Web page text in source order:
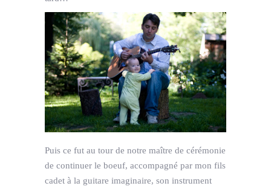
Puis ce fut au tour de notre maître de cérémonie
de continuer le boeuf, accompagné par mon fils
cadet à la guitare imaginaire, son instrument